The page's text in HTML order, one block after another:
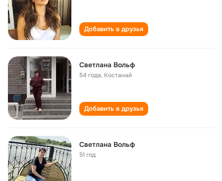
Добавить в друзья
Светлана Вольф
54 года, Костанай
Добавить в друзья
Светлана Вольф
51 год